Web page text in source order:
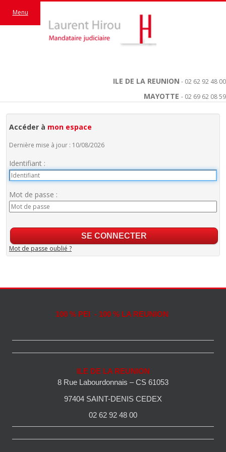
ILE DE LA REUNION - 02 62 92 48 00
MAYOTTE - 02 69 62 08 59
Menu
Accéder à mon espace
Dernière mise à jour : 10/08/2026
Identifiant :
Mot de passe :
Mot de passe oublié ?
100 % PEI - 100 % LA REUNION
ILE DE LA REUNION
8 Rue Labourdonnais – CS 61053
97404 SAINT-DENIS CEDEX
02 62 92 48 00